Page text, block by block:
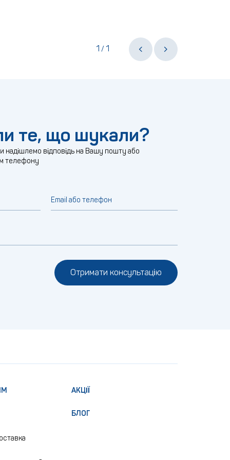
1 /1
те, що шукали?
надішлемо відповідь на Вашу пошту або
телефону
Email або телефон
Отримати консультацію
АКЦІЇ
БЛОГ